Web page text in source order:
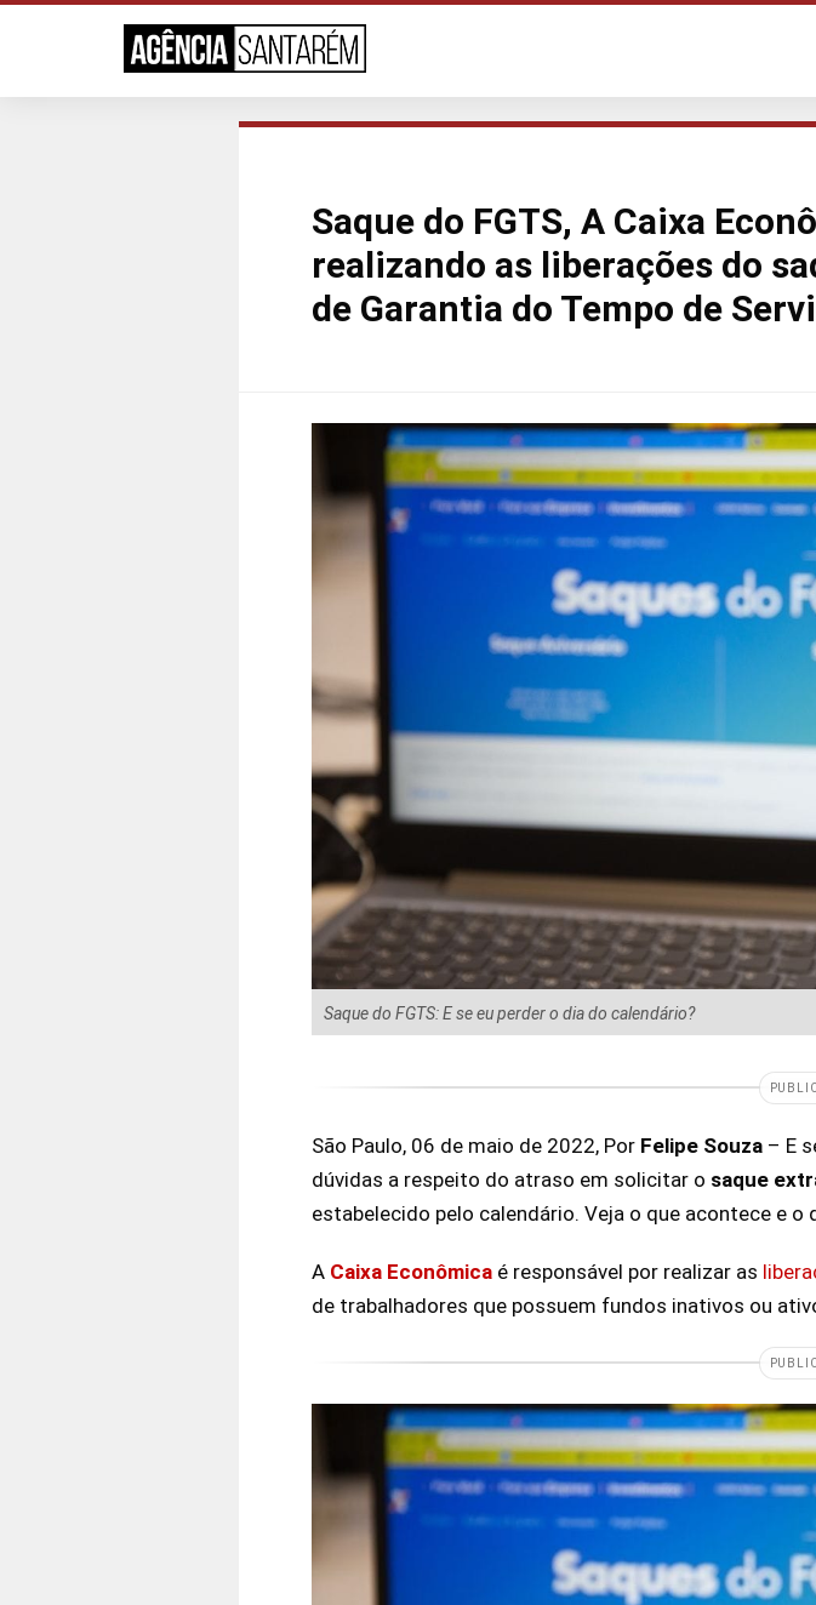
Saque do FGTS, A Caixa
realizando as liberações do
de Garantia do Tempo de
Saque do FGTS: E se eu perder o dia do calendário?
São Paulo, 06 de maio de 2022, Por Felipe Souza – E
dúvidas a respeito do atraso em solicitar o saque
estabelecido pelo calendário. Veja o que acontece e
A Caixa Econômica é responsável por realizar as
de trabalhadores que possuem fundos inativos ou